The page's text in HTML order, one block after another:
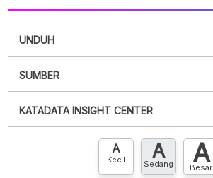
UNDUH
XLS
SUMBER
punya akun?Silakan Daftar sekarang
KATADATA INSIGHT CENTER
Hubungi sekarang »
A
Kecil A
Sedang A
Besar